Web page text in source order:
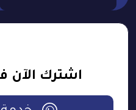
اشترك الآن